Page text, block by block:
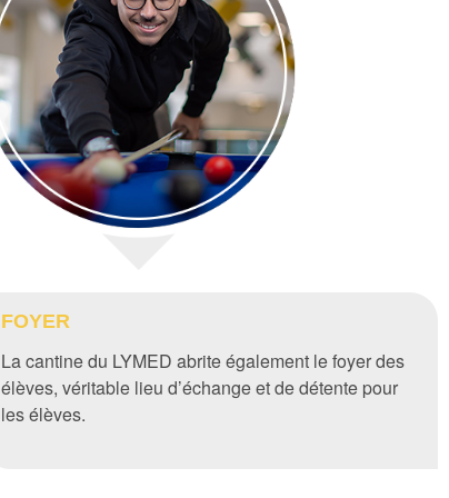
FOYER
La cantine du LYMED abrite également le foyer des
élèves, véritable lieu d’échange et de détente pour
les élèves.